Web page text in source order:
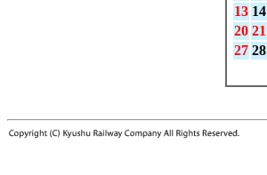
13 14
20 21
27 28